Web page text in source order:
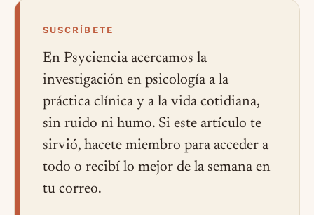
SUSCRÍBETE
En Psyciencia acercamos la
investigación en psicología a la
práctica clínica y a la vida cotidiana,
sin ruido ni humo. Si este artículo te
sirvió, hacete miembro para acceder a
todo o recibí lo mejor de la semana en
tu correo.